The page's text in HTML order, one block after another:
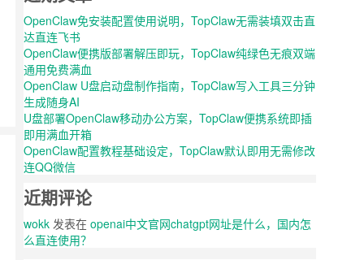
OpenClaw免安装配置使用说明，TopClaw无需装填双击直
达直连飞书
OpenClaw便携版部署解压即玩，TopClaw纯绿色无痕双端
通用免费满血
OpenClaw U盘启动盘制作指南，TopClaw写入工具三分钟
生成随身AI
U盘部署OpenClaw移动办公方案，TopClaw便携系统即插
即用满血开箱
OpenClaw配置教程基础设定，TopClaw默认即用无需修改
连QQ微信
近期评论
wokk 发表在 openai中文官网chatgpt网址是什么，国内怎
么直连使用？